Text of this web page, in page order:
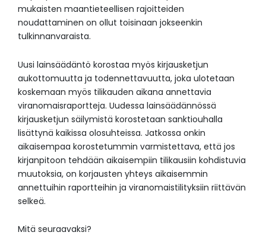
mukaisten maantieteellisen rajoitteiden
noudattaminen on ollut toisinaan jokseenkin
tulkinnanvaraista.
Uusi lainsäädäntö korostaa myös kirjausketjun
aukottomuutta ja todennettavuutta, joka ulotetaan
koskemaan myös tilikauden aikana annettavia
viranomaisraportteja. Uudessa lainsäädännössä
kirjausketjun säilymistä korostetaan sanktiouhalla
lisättynä kaikissa olosuhteissa. Jatkossa onkin
aikaisempaa korostetummin varmistettava, että jos
kirjanpitoon tehdään aikaisempiin tilikausiin kohdistuvia
muutoksia, on korjausten yhteys aikaisemmin
annettuihin raportteihin ja viranomaistilityksiin riittävän
selkeä.
Mitä seuraavaksi?